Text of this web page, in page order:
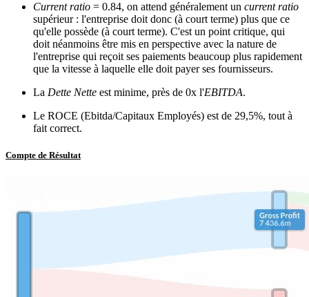
Current ratio = 0.84, on attend généralement un current ratio
supérieur : l'entreprise doit donc (à court terme) plus que ce
qu'elle possède (à court terme). C'est un point critique, qui
doit néanmoins être mis en perspective avec la nature de
l'entreprise qui reçoit ses paiements beaucoup plus rapidement
que la vitesse à laquelle elle doit payer ses fournisseurs.
La Dette Nette est minime, près de 0x l'EBITDA.
Le ROCE (Ebitda/Capitaux Employés) est de 29,5%, tout à
fait correct.
Compte de Résultat